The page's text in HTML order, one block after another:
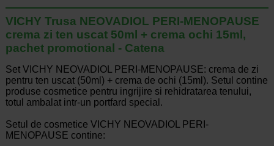
VICHY Trusa NEOVADIOL PERI-MENOPAUSE
crema zi ten uscat 50ml + crema ochi 15ml,
pachet promotional - Catena
Set VICHY NEOVADIOL PERI-MENOPAUSE: crema de zi
pentru ten uscat (50ml) + crema de ochi (15ml). Setul contine
produse cosmetice pentru ingrijire si rehidratarea tenului,
totul ambalat intr-un portfard special.
Setul de cosmetice VICHY NEOVADIOL PERI-
MENOPAUSE contine: